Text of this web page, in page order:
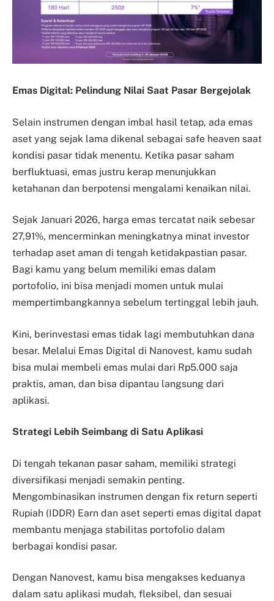
Emas Digital: Pelindung Nilai Saat Pasar Bergejolak
Selain instrumen dengan imbal hasil tetap, ada emas
aset yang sejak lama dikenal sebagai safe heaven saat
kondisi pasar tidak menentu. Ketika pasar saham
berfluktuasi, emas justru kerap menunjukkan
ketahanan dan berpotensi mengalami kenaikan nilai.
Sejak Januari 2026, harga emas tercatat naik sebesar
27,91%, mencerminkan meningkatnya minat investor
terhadap aset aman di tengah ketidakpastian pasar.
Bagi kamu yang belum memiliki emas dalam
portofolio, ini bisa menjadi momen untuk mulai
mempertimbangkannya sebelum tertinggal lebih jauh.
Kini, berinvestasi emas tidak lagi membutuhkan dana
besar. Melalui Emas Digital di Nanovest, kamu sudah
bisa mulai membeli emas mulai dari Rp5.000 saja
praktis, aman, dan bisa dipantau langsung dari
aplikasi.
Strategi Lebih Seimbang di Satu Aplikasi
Di tengah tekanan pasar saham, memiliki strategi
diversifikasi menjadi semakin penting.
Mengombinasikan instrumen dengan fix return seperti
Rupiah (IDDR) Earn dan aset seperti emas digital dapat
membantu menjaga stabilitas portofolio dalam
berbagai kondisi pasar.
Dengan Nanovest, kamu bisa mengakses keduanya
dalam satu aplikasi mudah, fleksibel, dan sesuai